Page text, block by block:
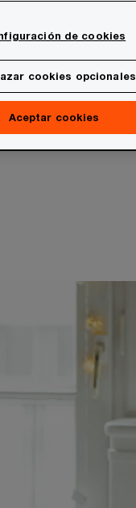
de cookies
cookies opcionales
Aceptar cookies